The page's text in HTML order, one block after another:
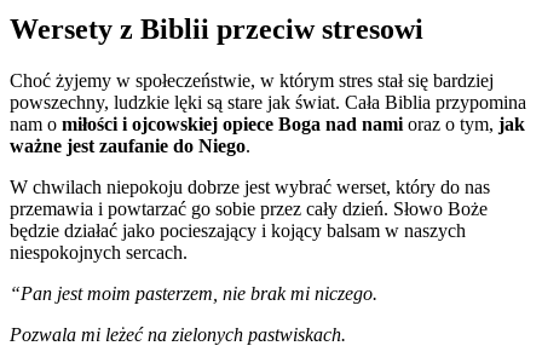
Wersety z Biblii przeciw stresowi
Choć żyjemy w społeczeństwie, w którym stres stał się bardziej
powszechny, ludzkie lęki są stare jak świat. Cała Biblia przypomina
nam o miłości i ojcowskiej opiece Boga nad nami oraz o tym, jak
ważne jest zaufanie do Niego.
W chwilach niepokoju dobrze jest wybrać werset, który do nas
przemawia i powtarzać go sobie przez cały dzień. Słowo Boże
będzie działać jako pocieszający i kojący balsam w naszych
niespokojnych sercach.
“Pan jest moim pasterzem, nie brak mi niczego.
Pozwala mi leżeć na zielonych pastwiskach.